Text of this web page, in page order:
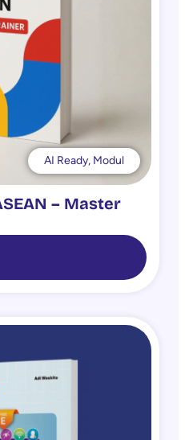
AI Ready, Modul
– Master